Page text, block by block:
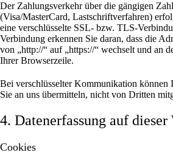
Der Zahlungsverkehr über die gängigen
(Visa/MasterCard, Lastschriftverfahren)
eine verschlüsselte SSL- bzw. TLS-
Verbindung erkennen Sie daran, dass die
von „http://“ auf „https://“ wechselt und an
Ihrer Browserzeile.
Bei verschlüsselter Kommunikation können
Sie an uns übermitteln, nicht von Dritten
4. Datenerfassung auf dieser
Cookies